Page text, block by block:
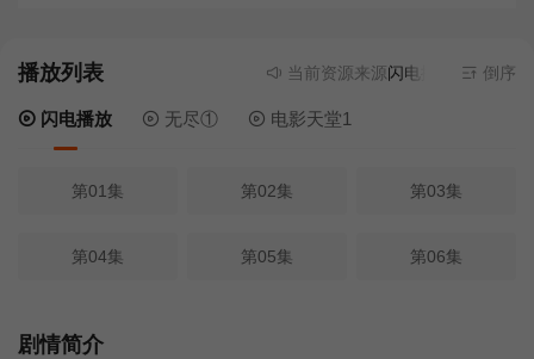
播放列表 当前资源来源闪电播放 - 无需安装
倒序
闪电播放 无尽① 电影天堂1
第01集 第02集 第03集
第04集 第05集 第06集
剧情简介